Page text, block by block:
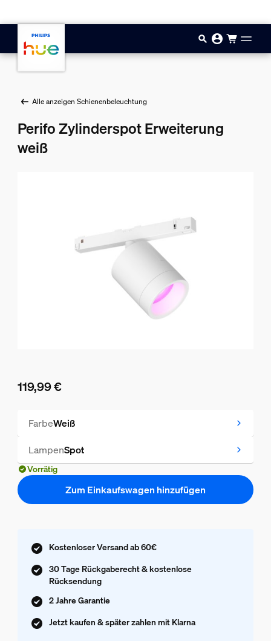
Alle anzeigen Schienenbeleuchtung
Perifo Zylinderspot Erweiterung
weiß
119,99 €
FarbeWeiß
LampenSpot
Vorrätig
Zum Einkaufswagen hinzufügen
Kostenloser Versand ab 60€
30 Tage Rückgaberecht & kostenlose
Rücksendung
2 Jahre Garantie
Jetzt kaufen & später zahlen mit Klarna